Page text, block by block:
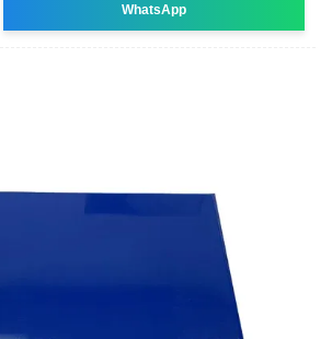
WhatsApp